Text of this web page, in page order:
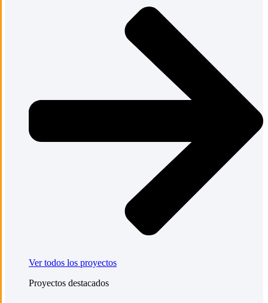
Ver todos los proyectos
Proyectos destacados